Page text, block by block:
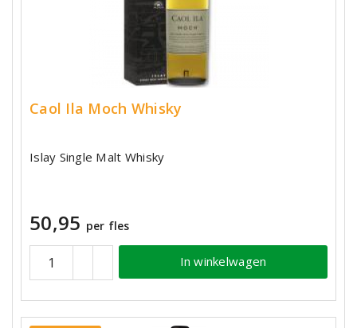
Caol Ila Moch Whisky
Islay Single Malt Whisky
50,95 per fles
In winkelwagen